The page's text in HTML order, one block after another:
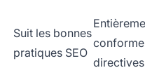
Suit les bonnes
pratiques SEO
directives